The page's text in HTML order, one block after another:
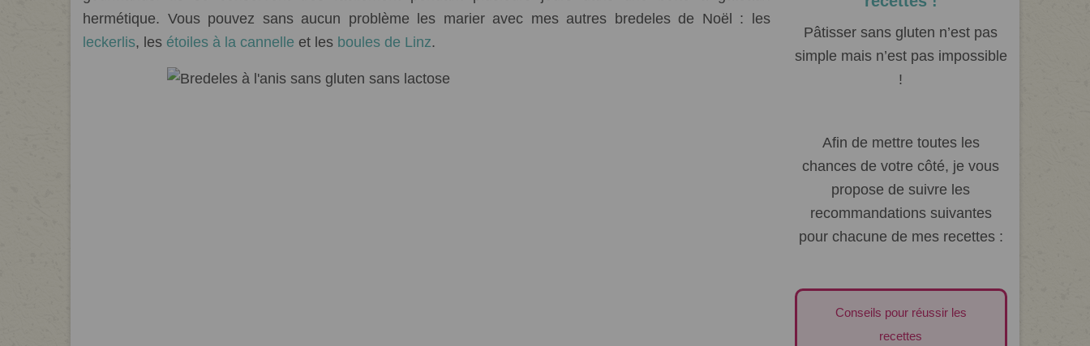
hermétique. Vous pouvez sans aucun problème les marier avec mes autres bredeles de Noël : les
leckerlis, les étoiles à la cannelle et les boules de Linz.
Pâtisser sans gluten n’est pas
simple mais n’est pas impossible
!
Afin de mettre toutes les
chances de votre côté, je vous
propose de suivre les
recommandations suivantes
pour chacune de mes recettes :
Conseils pour réussir les
recettes